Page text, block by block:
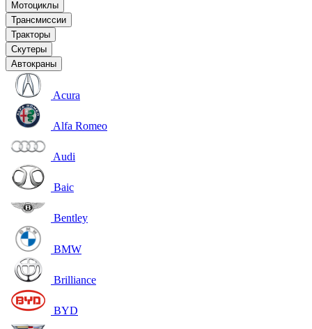
Мотоциклы
Трансмиссии
Тракторы
Скутеры
Автокраны
Acura
Alfa Romeo
Audi
Baic
Bentley
BMW
Brilliance
BYD